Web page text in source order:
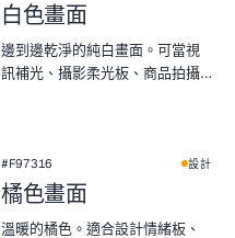
白色畫面
邊到邊乾淨的純白畫面。可當視
訊補光、攝影柔光板、商品拍攝
#F97316 設計
橘色畫面
溫暖的橘色。適合設計情緒板、